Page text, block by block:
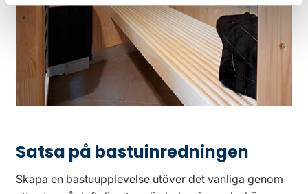
Satsa på bastuinredningen
Skapa en bastuupplevelse utöver det vanliga genom